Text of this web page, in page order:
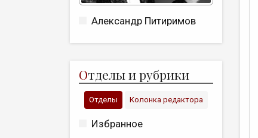
Александр Питиримов
Отделы и рубрики
Отделы Колонка редактора
Избранное